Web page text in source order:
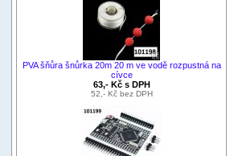
PVA šňůra šnůrka 20m 20 m ve vodě rozpustná na
cívce
63,- Kč s DPH
52,- Kč bez DPH